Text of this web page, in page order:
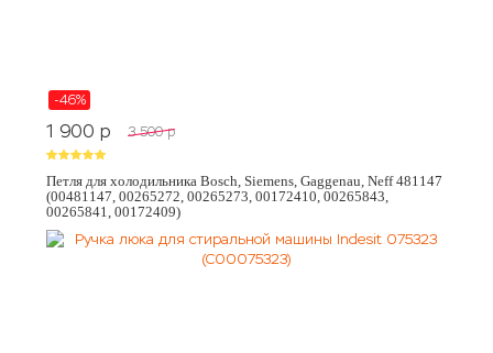
-46%
1 900 p 3 500 p
Петля для холодильника Bosch, Siemens, Gaggenau, Neff 481147
(00481147, 00265272, 00265273, 00172410, 00265843,
00265841, 00172409)